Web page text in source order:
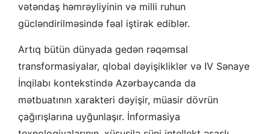
vətəndaş həmrəyliyinin və milli ruhun
gücləndirilməsində fəal iştirak ediblər.
Artıq bütün dünyada gedən rəqəmsal
transformasiyalar, qlobal dəyişikliklər və IV Sənaye
İnqilabı kontekstində Azərbaycanda da
mətbuatının xarakteri dəyişir, müasir dövrün
çağırışlarına uyğunlaşır. İnformasiya